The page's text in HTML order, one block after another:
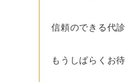
信頼のできる代
もうしばらくお